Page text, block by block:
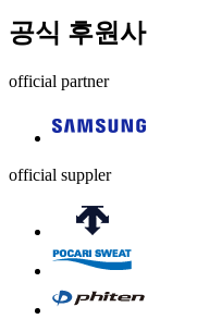
공식 후원사
official partner
official suppler